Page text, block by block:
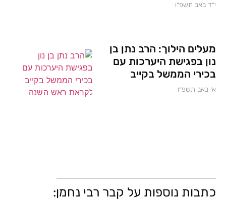
י״ד באב תשפ״ו
מעלים הילוך: הרב נתן בן
נון בפגישת היערכות עם
בכירי הממשל בקייב
א׳ באב תשפ״ו
כתבות נוספות על קבר רבי נחמן: